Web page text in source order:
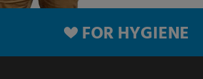
FOR HYGIENE